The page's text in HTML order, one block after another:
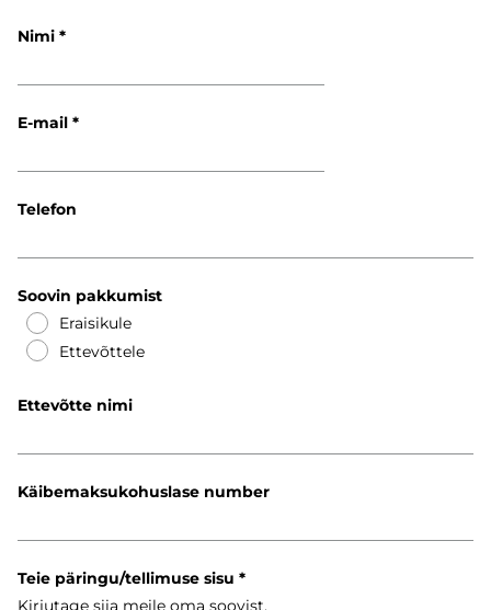
Nimi
E-mail
Telefon
Soovin pakkumist
Eraisikule
Ettevõttele
Ettevõtte nimi
Käibemaksukohuslase number
Teie päringu/tellimuse sisu